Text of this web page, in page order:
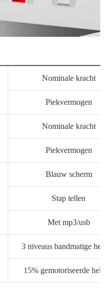
Nominale kracht
Piekvermogen
Nominale kracht
Piekvermogen
Blauw scherm
Stap tellen
Met mp3/usb
3 niveaus handmatige
15% gemotoriseerde